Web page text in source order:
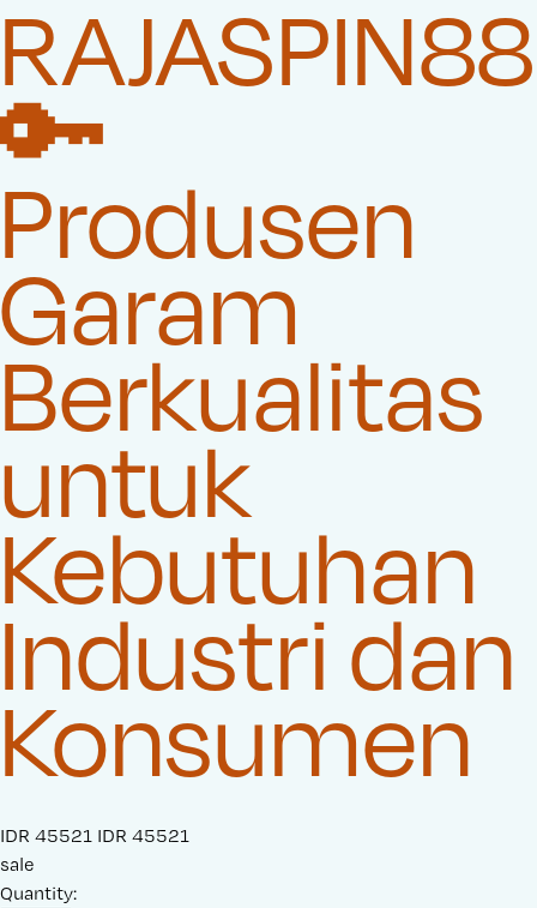
RAJASPIN88
🔑
Produsen
Garam
Berkualitas
untuk
Kebutuhan
Industri dan
Konsumen
S
a
l
IDR 45521 O
IDR 45521
sale
Quantity: